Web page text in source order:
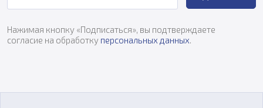
Нажимая кнопку «Подписаться», вы подтверждаете
согласие на обработку персональных данных.